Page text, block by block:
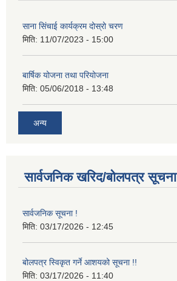
साना सिंचाई कार्यक्रम दोस्रो चरण
मिति: 11/07/2023 - 15:00
बार्षिक योजना तथा परियोजना
मिति: 05/06/2018 - 13:48
अन्य
सार्वजनिक खरिद/बोलपत्र सूचना
सार्वजनिक सूचना !
मिति: 03/17/2026 - 12:45
बोलपत्र स्विकृत गर्ने आशयको सूचना !!
मिति: 03/17/2026 - 11:40